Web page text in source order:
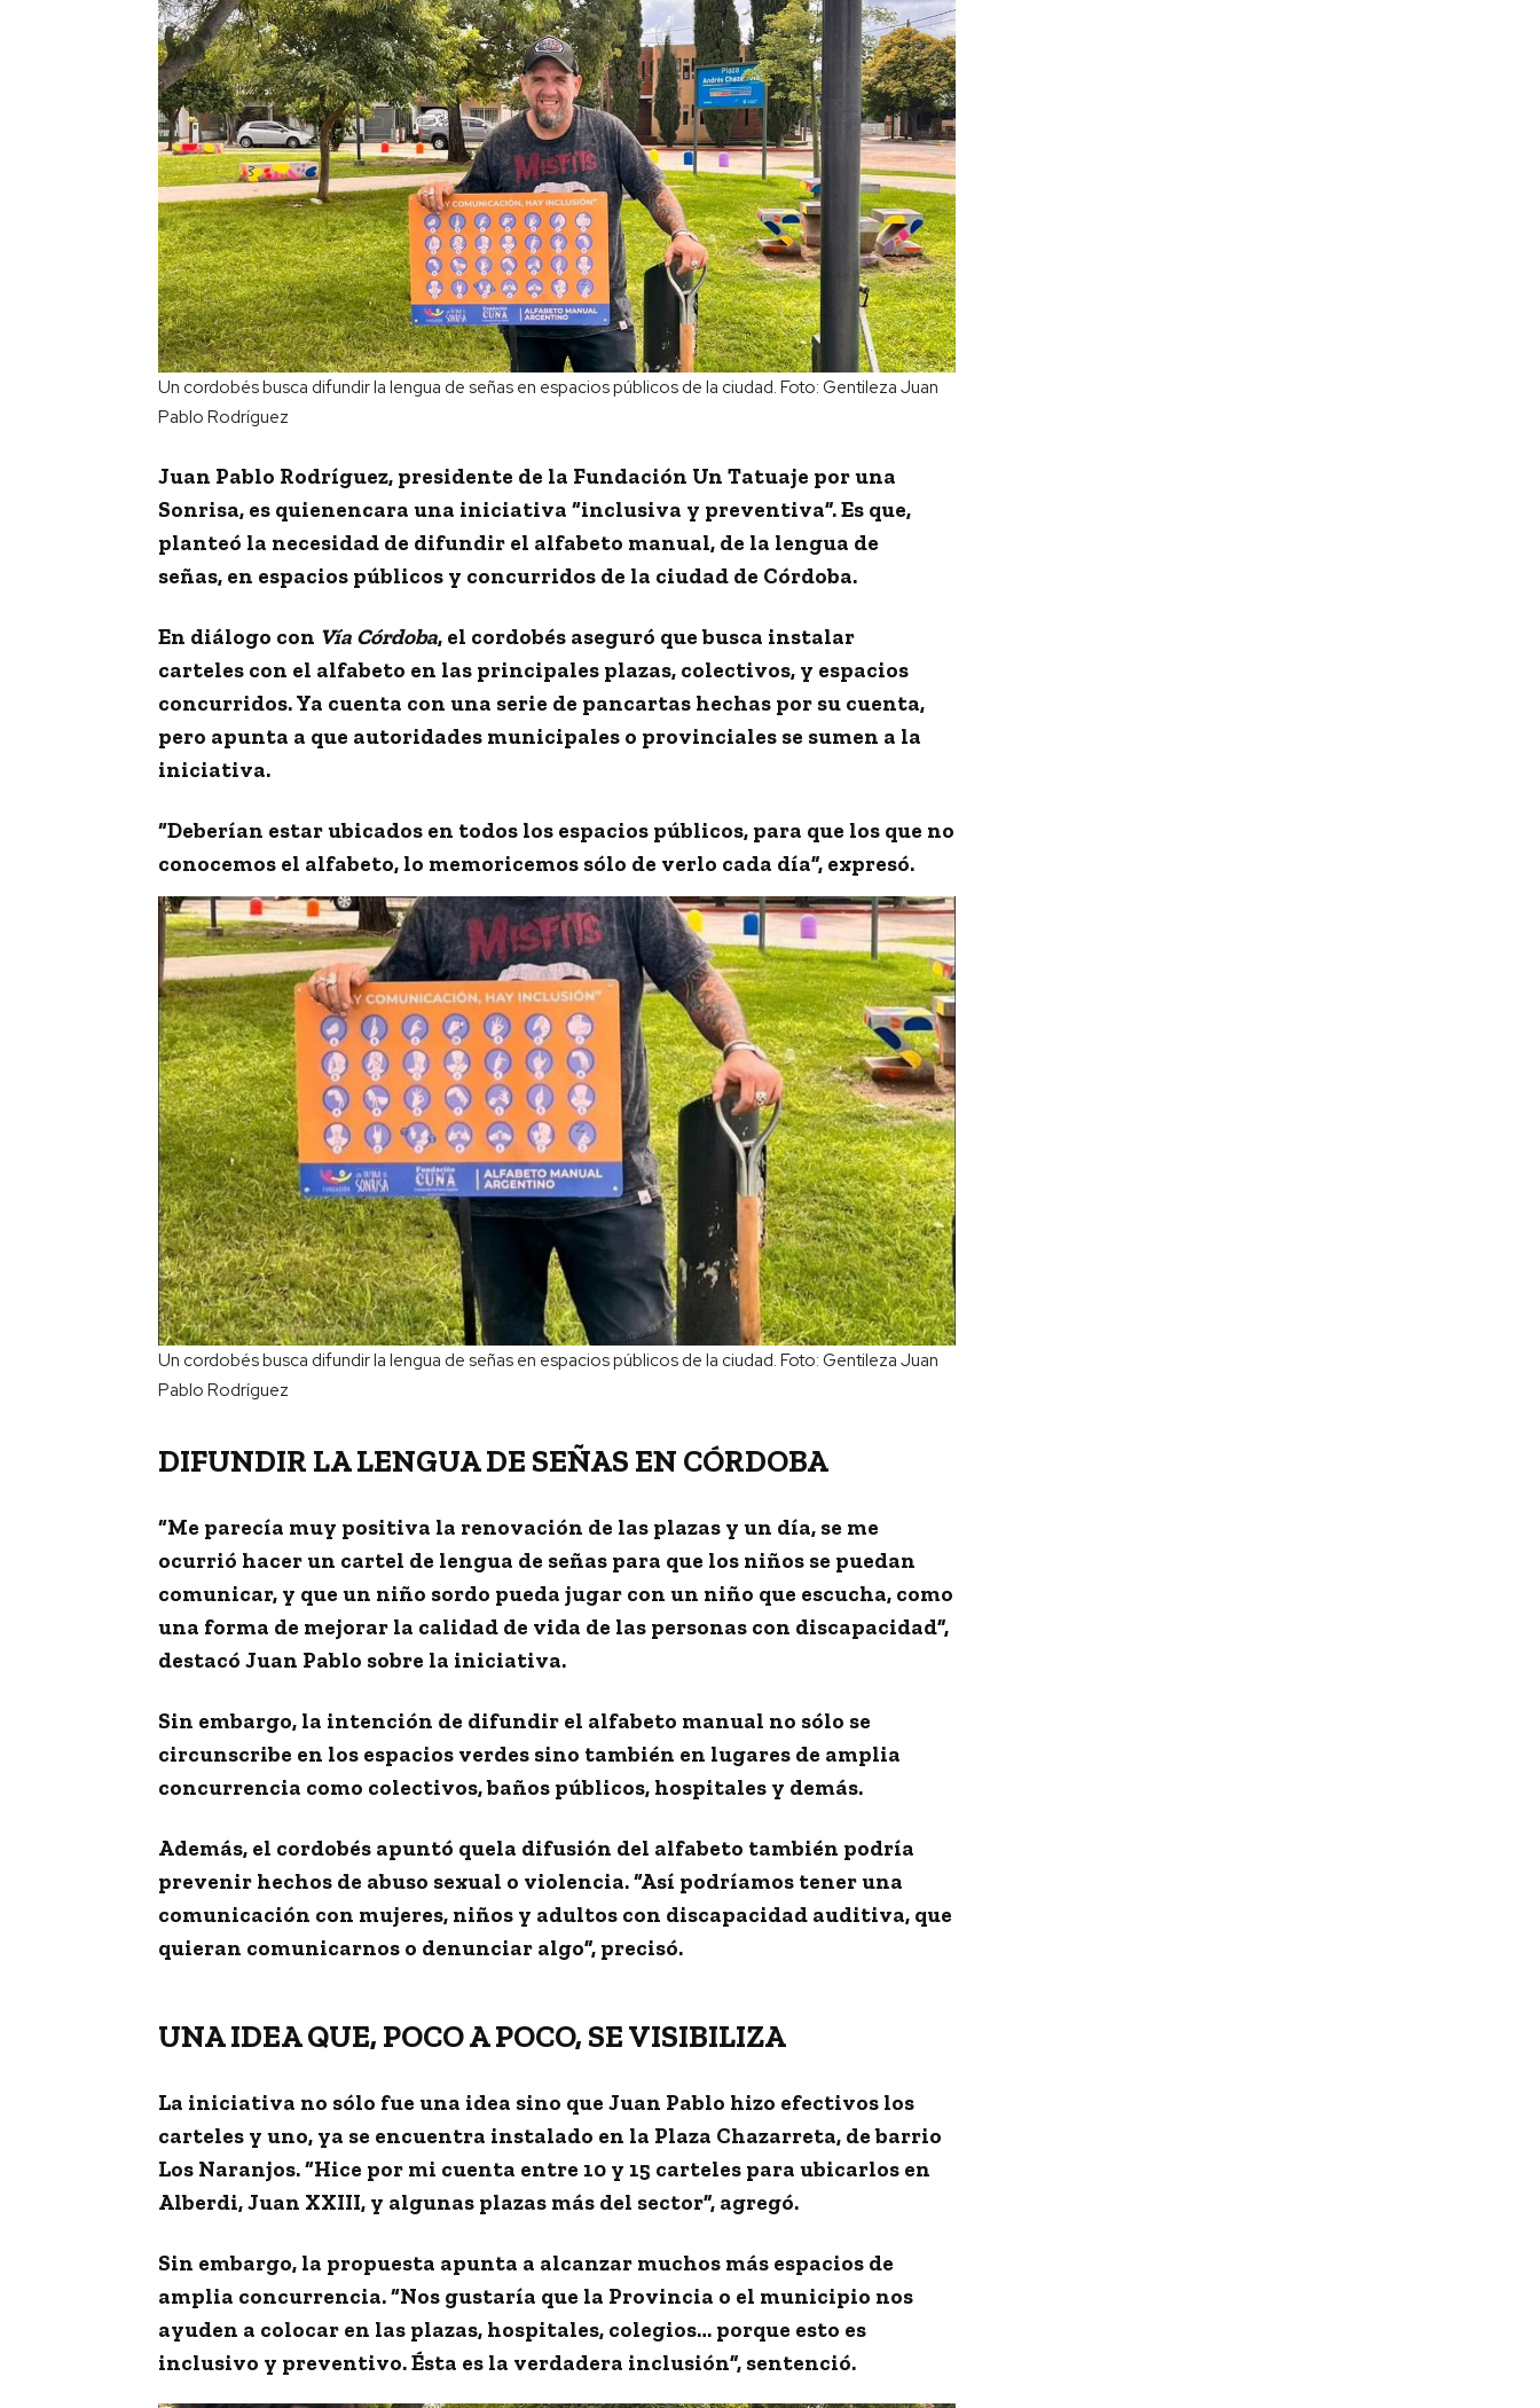
Un cordobés busca difundir la lengua de señas en espacios públicos de la ciudad. Foto: Gentileza Juan
Pablo Rodríguez
Juan Pablo Rodríguez, presidente de la Fundación Un Tatuaje por una
Sonrisa, es quienencara una iniciativa “inclusiva y preventiva”. Es que,
planteó la necesidad de difundir el alfabeto manual, de la lengua de
señas, en espacios públicos y concurridos de la ciudad de Córdoba.
En diálogo con Vía Córdoba, el cordobés aseguró que busca instalar
carteles con el alfabeto en las principales plazas, colectivos, y espacios
concurridos. Ya cuenta con una serie de pancartas hechas por su cuenta,
pero apunta a que autoridades municipales o provinciales se sumen a la
iniciativa.
“Deberían estar ubicados en todos los espacios públicos, para que los que no
conocemos el alfabeto, lo memoricemos sólo de verlo cada día”, expresó.
Un cordobés busca difundir la lengua de señas en espacios públicos de la ciudad. Foto: Gentileza Juan
Pablo Rodríguez
DIFUNDIR LA LENGUA DE SEÑAS EN CÓRDOBA
“Me parecía muy positiva la renovación de las plazas y un día, se me
ocurrió hacer un cartel de lengua de señas para que los niños se puedan
comunicar, y que un niño sordo pueda jugar con un niño que escucha, como
una forma de mejorar la calidad de vida de las personas con discapacidad”,
destacó Juan Pablo sobre la iniciativa.
Sin embargo, la intención de difundir el alfabeto manual no sólo se
circunscribe en los espacios verdes sino también en lugares de amplia
concurrencia como colectivos, baños públicos, hospitales y demás.
Además, el cordobés apuntó quela difusión del alfabeto también podría
prevenir hechos de abuso sexual o violencia. “Así podríamos tener una
comunicación con mujeres, niños y adultos con discapacidad auditiva, que
quieran comunicarnos o denunciar algo”, precisó.
UNA IDEA QUE, POCO A POCO, SE VISIBILIZA
La iniciativa no sólo fue una idea sino que Juan Pablo hizo efectivos los
carteles y uno, ya se encuentra instalado en la Plaza Chazarreta, de barrio
Los Naranjos. “Hice por mi cuenta entre 10 y 15 carteles para ubicarlos en
Alberdi, Juan XXIII, y algunas plazas más del sector”, agregó.
Sin embargo, la propuesta apunta a alcanzar muchos más espacios de
amplia concurrencia. “Nos gustaría que la Provincia o el municipio nos
ayuden a colocar en las plazas, hospitales, colegios… porque esto es
inclusivo y preventivo.Ésta es la verdadera inclusión”, sentenció.